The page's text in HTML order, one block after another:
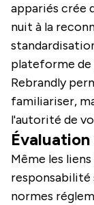
appariés crée
nuit à la
plateforme de
Rebrandly
familiariser,
l'autorité de
Même les
responsabilité
normes